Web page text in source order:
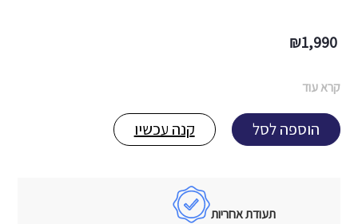
1,990
₪
קרא עוד
הוספה לסל קנה עכשיו
תעודת אחריות